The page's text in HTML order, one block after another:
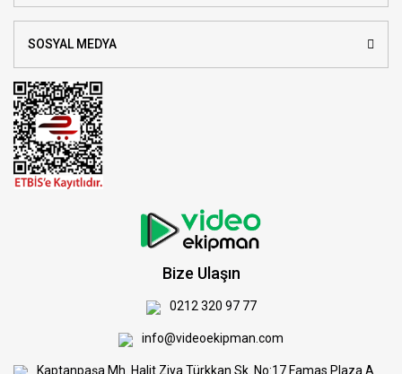
SOSYAL MEDYA
Bize Ulaşın
0212 320 97 77
info@videoekipman.com
Kaptanpaşa Mh. Halit Ziya Türkkan Sk. No:17 Famas Plaza A